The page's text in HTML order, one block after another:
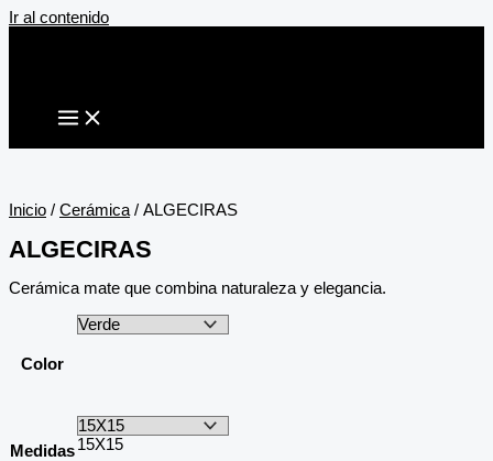
Ir al contenido
Inicio / Cerámica / ALGECIRAS
ALGECIRAS
Cerámica mate que combina naturaleza y elegancia.
Color
Medidas15X15